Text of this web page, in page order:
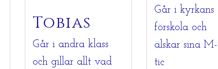
Tobias
Går i andra klass
och gillar allt vad
Går i kyrkans
förskola och
älskar sina M-
tic